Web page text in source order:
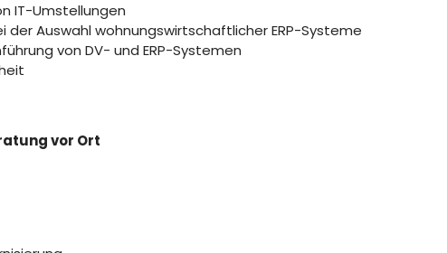
IT-Umstellungen
Auswahl wohnungswirtschaftlicher ERP-Systeme
von DV- und ERP-Systemen
vor Ort